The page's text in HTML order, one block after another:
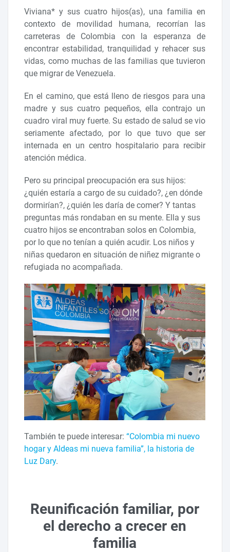
Viviana* y sus cuatro hijos(as), una familia en
contexto de movilidad humana, recorrían las
carreteras de Colombia con la esperanza de
encontrar estabilidad, tranquilidad y rehacer sus
vidas, como muchas de las familias que tuvieron
que migrar de Venezuela.
En el camino, que está lleno de riesgos para una
madre y sus cuatro pequeños, ella contrajo un
cuadro viral muy fuerte. Su estado de salud se vio
seriamente afectado, por lo que tuvo que ser
internada en un centro hospitalario para recibir
atención médica.
Pero su principal preocupación era sus hijos:
¿quién estaría a cargo de su cuidado?, ¿en dónde
dormirían?, ¿quién les daría de comer? Y tantas
preguntas más rondaban en su mente. Ella y sus
cuatro hijos se encontraban solos en Colombia,
por lo que no tenían a quién acudir. Los niños y
niñas quedaron en situación de niñez migrante o
refugiada no acompañada.
También te puede interesar:“Colombia mi nuevo
hogar y Aldeas mi nueva familia”, la historia de
Luz Dary.
Reunificación familiar, por
el derecho a crecer en
familia